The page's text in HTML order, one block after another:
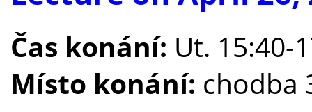
Čas konání: Ut. 15:40-
Místo konání: chodba